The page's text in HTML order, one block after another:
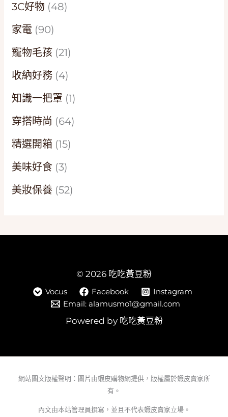
3C好物 (48)
家電 (90)
寵物毛孩 (21)
收納好務 (4)
知識一把罩 (1)
穿搭時尚 (64)
精選開箱 (15)
美味好食 (3)
美妝保養 (52)
© 2026 吃吃黃豆粉
Vocus Facebook
Instagram
Email: alamusmo1@gmail.com
Powered by 吃吃黃豆粉
網站圖文版權聲明：圖片由蝦皮購物網提供，版權屬於蝦皮賣家所
有。
內文由本站管理員撰寫，並且不代表蝦皮賣家立場。